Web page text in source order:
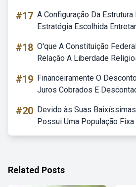
#17 A Configuração Da Estrutura
Estratégia Escolhida
#18 O'que A Constituição
Relação A Liberdade
#19 Financeiramente O
Juros Cobrados E
#20 Devido às Suas
Possui Uma População Fixa
Related Posts